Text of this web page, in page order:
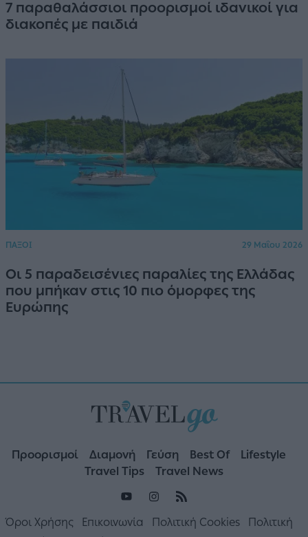
7 παραθαλάσσιοι προορισμοί ιδανικοί για
διακοπές με παιδιά
ΠΑΞΟΙ 29 Μαΐου 2026
Οι 5 παραδεισένιες παραλίες της Ελλάδας
που μπήκαν στις 10 πιο όμορφες της
Ευρώπης
Προορισμοί Διαμονή Γεύση Best Of
Lifestyle
Travel Tips
Travel News
Όροι Χρήσης Επικοινωνία Πολιτική Cookies
Πολιτική